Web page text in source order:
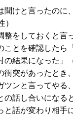
聞けと言ったのに
）
整をしておくと言
ことを確認したら
結果になった」
衝突があったとき
ツンと言ってやる
の話し合いになる
と話が変わり相手